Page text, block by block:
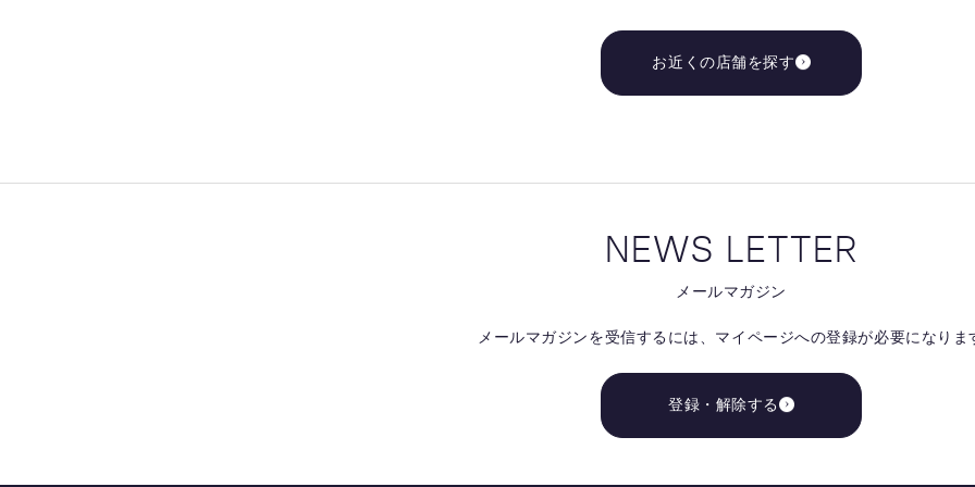
お近くの店舗を探す
NEWS LETTER
メールマガジン
メールマガジンを受信するには、 マイページへの登録が必要になりま
登録・解除する